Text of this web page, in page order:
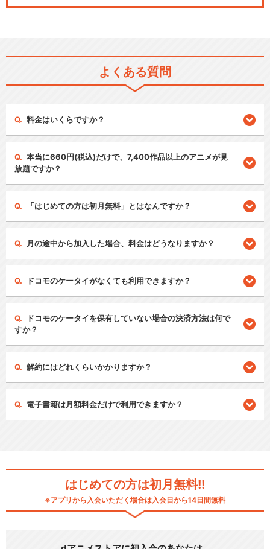
よくある質問
料金はいくらですか？
本当に660円(税込)だけで、7,400作品以上のアニメが見
放題ですか？
「はじめての方は初月無料」とはなんですか？
月の途中から加入した場合、料金はどうなりますか？
ドコモのケータイがなくても利用できますか？
ドコモのケータイを保有していない場合の決済方法は何で
すか？
解約にはどれくらいかかりますか？
電子書籍は月額料金だけで利用できますか？
はじめての方は初月無料!!
※アプリから入会いただく場合は入会日から14日間無料